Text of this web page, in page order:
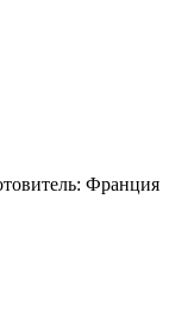
Франция